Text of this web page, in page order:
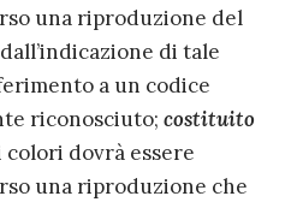
una riproduzione del
di tale
a un codice
riconosciuto; costituito
colori dovrà essere
una riproduzione che